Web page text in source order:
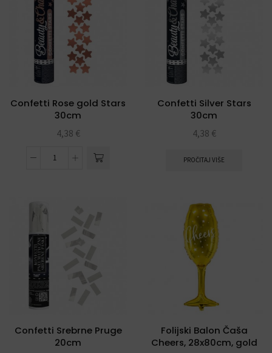
Confetti Rose gold Stars
30cm
4,38 €
Confetti Silver Stars
30cm
4,38 €
PROČITAJ VIŠE
Confetti Srebrne Pruge
20cm
Folijski Balon Čaša
Cheers, 28x80cm, gold